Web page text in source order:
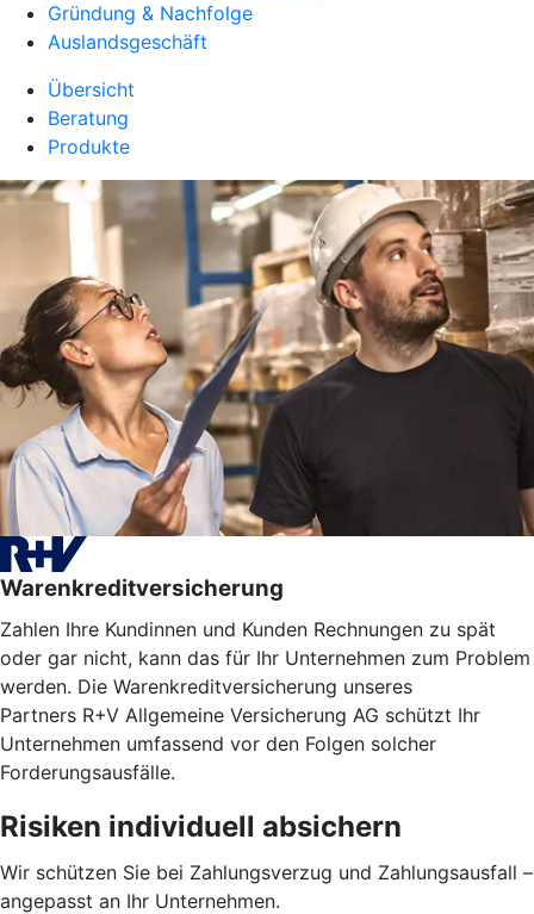
Gründung & Nachfolge
Auslandsgeschäft
Übersicht
Beratung
Produkte
Warenkreditversicherung
Zahlen Ihre Kundinnen und Kunden Rechnungen zu spät
oder gar nicht, kann das für Ihr Unternehmen zum Problem
werden. Die Warenkreditversicherung unseres
Partners R+V Allgemeine Versicherung AG schützt Ihr
Unternehmen umfassend vor den Folgen solcher
Forderungsausfälle.
Risiken individuell absichern
Wir schützen Sie bei Zahlungsverzug und Zahlungsausfall –
angepasst an Ihr Unternehmen.